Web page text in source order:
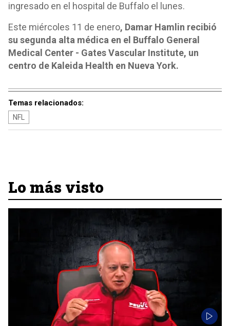
ingresado en el hospital de Buffalo el lunes.
Este miércoles 11 de enero, Damar Hamlin recibió
su segunda alta médica en el Buffalo General
Medical Center - Gates Vascular Institute, un
centro de Kaleida Health en Nueva York.
Temas relacionados:
NFL
Lo más visto